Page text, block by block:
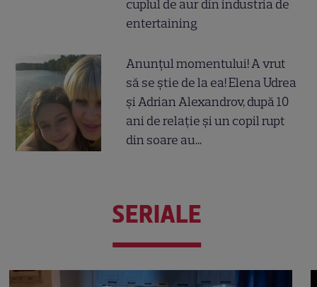
cuplul de aur din industria de
entertaining
Anunțul momentului! A vrut
să se știe de la ea! Elena Udrea
și Adrian Alexandrov, după 10
ani de relație și un copil rupt
din soare au...
SERIALE